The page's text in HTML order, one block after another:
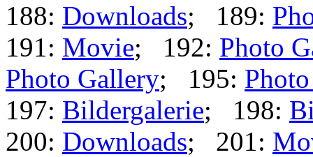
188: Downloads; 189:
191: Movie; 192: Photo
Photo Gallery; 195:
197: Bildergalerie; 198:
200: Downloads; 201: